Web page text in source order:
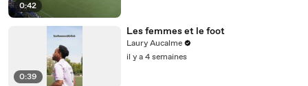
0:42
0:39
Les femmes et le foot
Laury Aucalme
il y a 4 semaines